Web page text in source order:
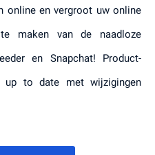
online en vergroot uw online
maken van de naadloze
en Snapchat! Product-
up to date met wijzigingen